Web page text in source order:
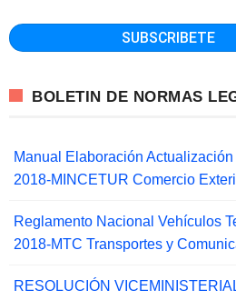
BOLETIN DE NORMAS
Manual Elaboración
2018-MINCETUR Comercio
Reglamento Nacional Vehículos
2018-MTC Transportes y
RESOLUCIÓN